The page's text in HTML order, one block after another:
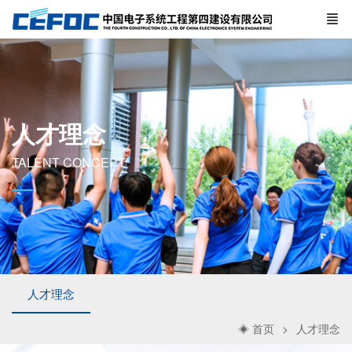
人才理念
TALENT CONCEPT
人才理念
◈ 首页 人才理念